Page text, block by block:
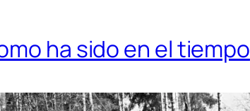
ha sido en el tiempo